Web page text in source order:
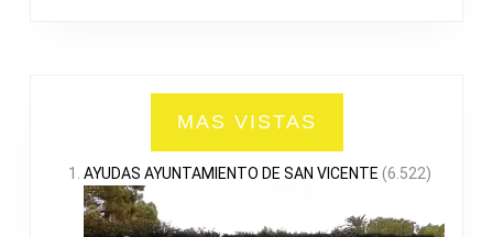
MAS VISTAS
AYUDAS AYUNTAMIENTO DE SAN VICENTE (6.522)